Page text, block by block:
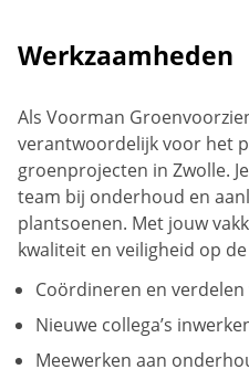
Werkzaamheden
Als Voorman
verantwoordelijk voor het
groenprojecten in Zwolle.
team bij onderhoud en
plantsoenen. Met jouw
kwaliteit en veiligheid op
Coördineren en
Nieuwe collega’s
Meewerken aan